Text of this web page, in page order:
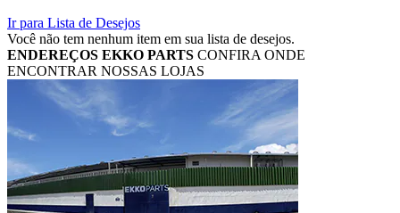
Ir para Lista de Desejos
Você não tem nenhum item em sua lista de desejos.
ENDEREÇOS EKKO PARTS CONFIRA ONDE
ENCONTRAR NOSSAS LOJAS